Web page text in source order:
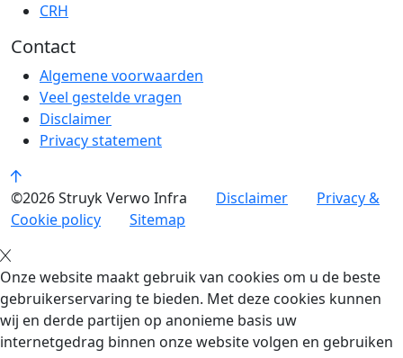
CRH
Contact
Algemene voorwaarden
Veel gestelde vragen
Disclaimer
Privacy statement
©2026 Struyk Verwo Infra Disclaimer
Privacy &
Cookie policy
Sitemap
Onze website maakt gebruik van cookies om u de beste
gebruikerservaring te bieden. Met deze cookies kunnen
wij en derde partijen op anonieme basis uw
internetgedrag binnen onze website volgen en gebruiken